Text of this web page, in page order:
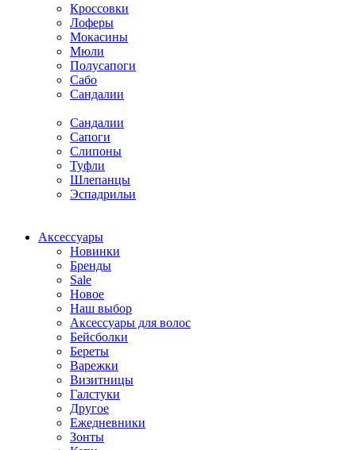
Кроссовки
Лоферы
Мокасины
Мюли
Полусапоги
Сабо
Сандалии
Сандалии
Сапоги
Слипоны
Туфли
Шлепанцы
Эспадрильи
Аксессуары
Новинки
Бренды
Sale
Новое
Наш выбор
Аксессуары для волос
Бейсболки
Береты
Варежки
Визитницы
Галстуки
Другое
Ежедневники
Зонты